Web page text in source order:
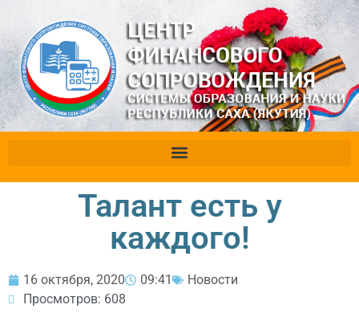
Талант есть у
каждого!
16 октября, 2020 09:41
Новости
Просмотров: 608